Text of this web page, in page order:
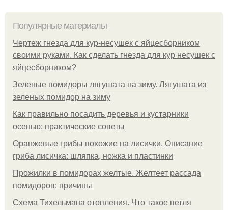
Популярные материалы
Чертеж гнезда для кур-несушек с яйцесборником
своими руками. Как сделать гнезда для кур несушек с
яйцесборником?
Зеленые помидоры лягушата на зиму. Лягушата из
зеленых помидор на зиму
Как правильно посадить деревья и кустарники
осенью: практические советы
Оранжевые грибы похожие на лисички. Описание
гриба лисичка: шляпка, ножка и пластинки
Прожилки в помидорах желтые. Желтеет рассада
помидоров: причины
Схема Тихельмана отопления. Что такое петля